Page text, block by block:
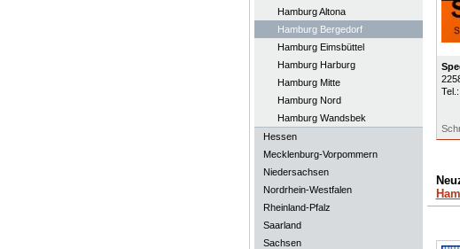
Hamburg Altona
Hamburg Bergedorf
Hamburg Eimsbüttel
Hamburg Harburg
Hamburg Mitte
Hamburg Nord
Hamburg Wandsbek
Hessen
Mecklenburg-Vorpommern
Niedersachsen
Nordrhein-Westfalen
Rheinland-Pfalz
Saarland
Sachsen
Tel.: